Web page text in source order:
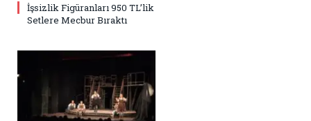
İşsizlik Figüranları 950 TL’lik
Setlere Mecbur Bıraktı